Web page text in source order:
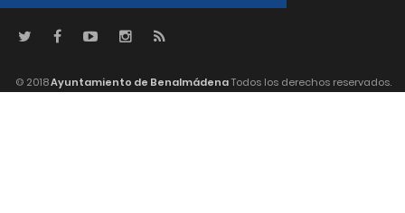
© 2018Ayuntamiento de BenalmádenaTodos los derechos reservados.